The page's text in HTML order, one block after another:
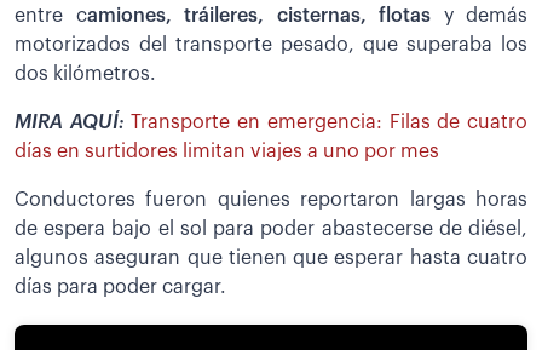
entre camiones, tráileres, cisternas, flotas y demás
motorizados del transporte pesado, que superaba los
dos kilómetros.
MIRA AQUÍ:Transporte en emergencia: Filas de cuatro
días en surtidores limitan viajes a uno por mes
Conductores fueron quienes reportaron largas horas
de espera bajo el sol para poder abastecerse de diésel,
algunos aseguran que tienen que esperar hasta cuatro
días para poder cargar.